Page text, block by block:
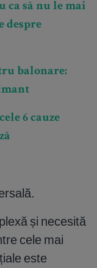
ca să nu le mai
despre
balonare:
6 cauze
și necesită
cele mai
este